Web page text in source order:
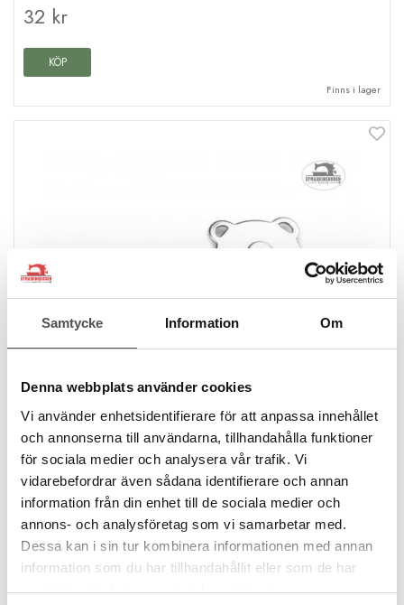
Samtycke Information Om
Denna webbplats använder cookies
Vi använder enhetsidentifierare för att anpassa innehållet
och annonserna till användarna, tillhandahålla funktioner
för sociala medier och analysera vår trafik. Vi
vidarebefordrar även sådana identifierare och annan
information från din enhet till de sociala medier och
annons- och analysföretag som vi samarbetar med.
Dessa kan i sin tur kombinera informationen med annan
information som du har tillhandahållit eller som de har
samlat in när du har använt deras tjänster.
32 kr
KÖP
Finns i lager
Magnetlås 18 mm att sy fast, silver
18 mm i diameter
5 mm tjock
Sys fast
11 kr